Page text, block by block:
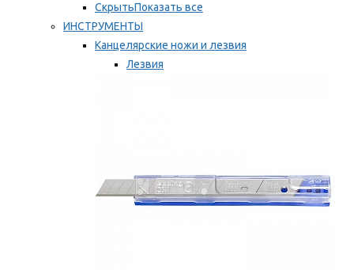
СкрытьПоказать все
ИНСТРУМЕНТЫ
Канцелярские ножи и лезвия
Лезвия